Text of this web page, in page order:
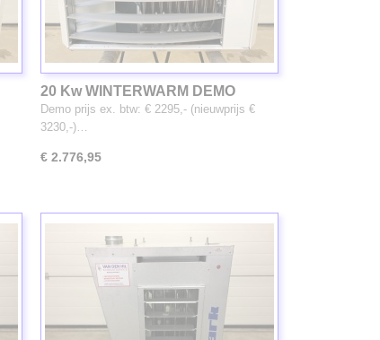
20 Kw WINTERWARM DEMO
gasheater (3348)
Demo prijs ex. btw: € 2295,- (nieuwprijs €
3230,-)…
€ 2.776,95